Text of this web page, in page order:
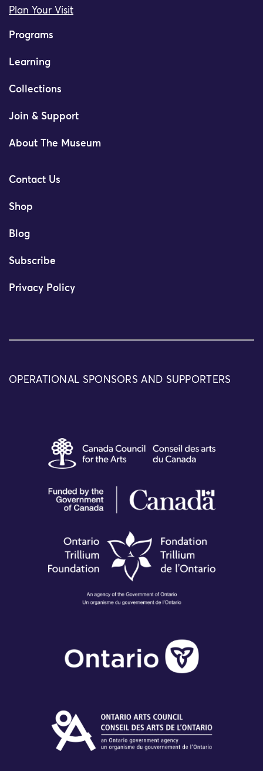
Plan Your Visit
Programs
Learning
Collections
Join & Support
About The Museum
Contact Us
Shop
Blog
Subscribe
Privacy Policy
OPERATIONAL SPONSORS AND SUPPORTERS